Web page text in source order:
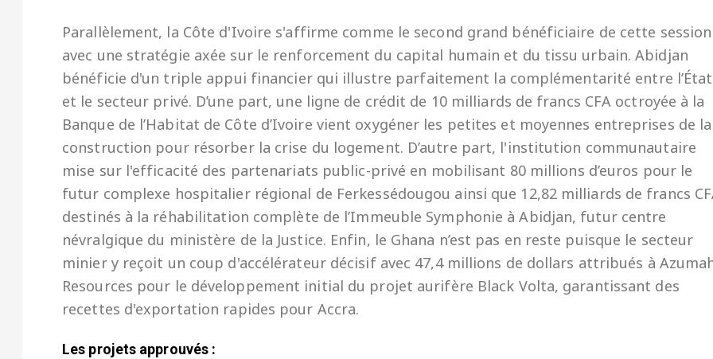
Parallèlement, la Côte d'Ivoire s'affirme comme le second grand bénéficiaire de cette session
avec une stratégie axée sur le renforcement du capital humain et du tissu urbain. Abidjan
bénéficie d'un triple appui financier qui illustre parfaitement la complémentarité entre l’État
et le secteur privé. D’une part, une ligne de crédit de 10 milliards de francs CFA octroyée à la
Banque de l’Habitat de Côte d’Ivoire vient oxygéner les petites et moyennes entreprises de la
construction pour résorber la crise du logement. D’autre part, l'institution communautaire
mise sur l'efficacité des partenariats public-privé en mobilisant 80 millions d’euros pour le
futur complexe hospitalier régional de Ferkessédougou ainsi que 12,82 milliards de francs
destinés à la réhabilitation complète de l’Immeuble Symphonie à Abidjan, futur centre
névralgique du ministère de la Justice. Enfin, le Ghana n’est pas en reste puisque le secteur
minier y reçoit un coup d'accélérateur décisif avec 47,4 millions de dollars attribués à
Resources pour le développement initial du projet aurifère Black Volta, garantissant des
recettes d'exportation rapides pour Accra.
Les projets approuvés :